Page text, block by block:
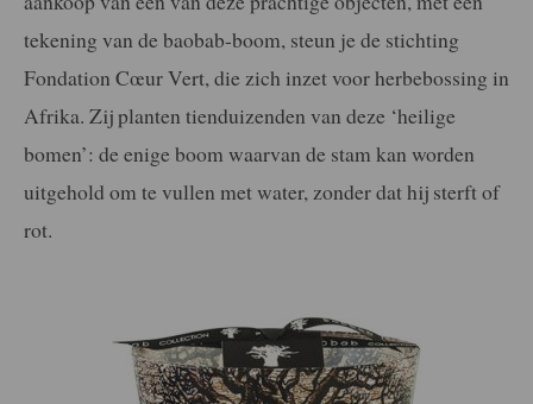
tekening van de baobab-boom, steun je de stichting
Fondation Cœur Vert, die zich inzet voor herbebossing in
Afrika. Zij planten tienduizenden van deze ‘heilige
bomen’: de enige boom waarvan de stam kan worden
uitgehold om te vullen met water, zonder dat hij sterft of
rot.